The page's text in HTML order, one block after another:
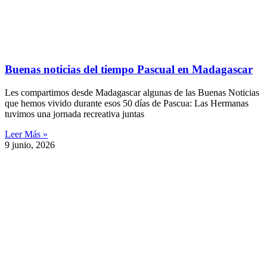
Buenas noticias del tiempo Pascual en Madagascar
Les compartimos desde Madagascar algunas de las Buenas Noticias
que hemos vivido durante esos 50 días de Pascua: Las Hermanas
tuvimos una jornada recreativa juntas
Leer Más »
9 junio, 2026